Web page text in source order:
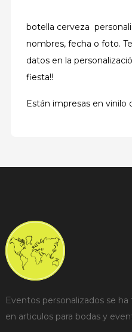
botella cerveza
nombres, fecha o foto.
datos en la
fiesta!!
Están impresas en vinilo
Eventos personalizados se
en articulos para bodas y